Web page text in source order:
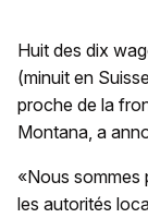
Huit des dix
(minuit en
proche de la
Montana, a
«Nous sommes
les autorités